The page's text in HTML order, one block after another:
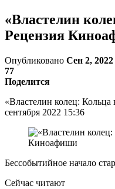
«Властелин
Рецензия
Опубликовано Сен 2, 2022
77
Поделится
«Властелин колец:
сентября 2022 15:36
Бессобытийное начало
Сейчас читают